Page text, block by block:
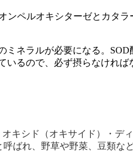
ンペルオキシターゼとカタ
ミネラルが必要になる。
るので、必ず摂らなければ
キシド（オキサイド）・デ
ばれ、野草や野菜、豆類な